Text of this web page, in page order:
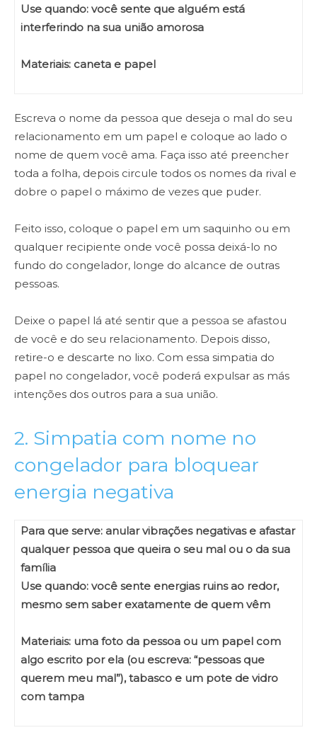
Use quando: você sente que alguém está
interferindo na sua união amorosa
Materiais: caneta e papel
Escreva o nome da pessoa que deseja o mal do seu
relacionamento em um papel e coloque ao lado o
nome de quem você ama. Faça isso até preencher
toda a folha, depois circule todos os nomes da rival e
dobre o papel o máximo de vezes que puder.
Feito isso, coloque o papel em um saquinho ou em
qualquer recipiente onde você possa deixá-lo no
fundo do congelador, longe do alcance de outras
pessoas.
Deixe o papel lá até sentir que a pessoa se afastou
de você e do seu relacionamento. Depois disso,
retire-o e descarte no lixo. Com essa simpatia do
papel no congelador, você poderá expulsar as más
intenções dos outros para a sua união.
2. Simpatia com nome no
congelador para bloquear
energia negativa
Para que serve: anular vibrações negativas e afastar
qualquer pessoa que queira o seu mal ou o da sua
família
Use quando: você sente energias ruins ao redor,
mesmo sem saber exatamente de quem vêm
Materiais: uma foto da pessoa ou um papel com
algo escrito por ela (ou escreva: “pessoas que
querem meu mal”), tabasco e um pote de vidro
com tampa